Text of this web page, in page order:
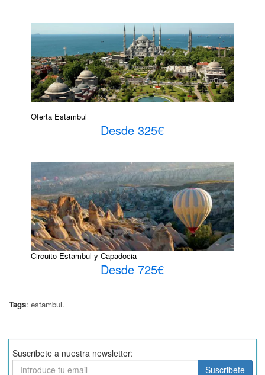
Oferta Estambul
Desde 325€
Circuito Estambul y Capadocia
Desde 725€
Tags: estambul.
Suscribete a nuestra newsletter:
Suscribete
Suscribete